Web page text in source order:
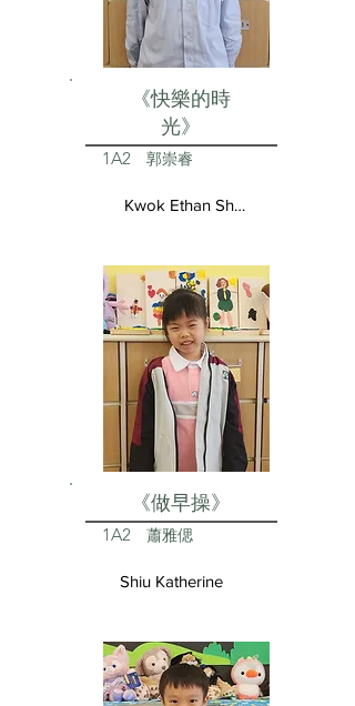
《快樂的時
光》
1A2 郭崇睿
Kwok Ethan Shun Yui
《做早操》
1A2 蕭雅偲
Shiu Katherine